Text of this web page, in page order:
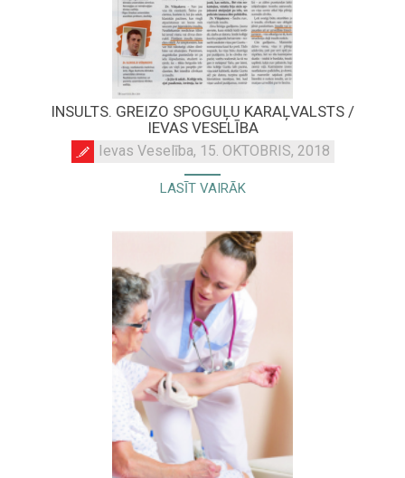
INSULTS. GREIZO SPOGUĻU KARAĻVALSTS /
IEVAS VESELĪBA
Ievas Veselība, 15. OKTOBRIS, 2018
LASĪT VAIRĀK